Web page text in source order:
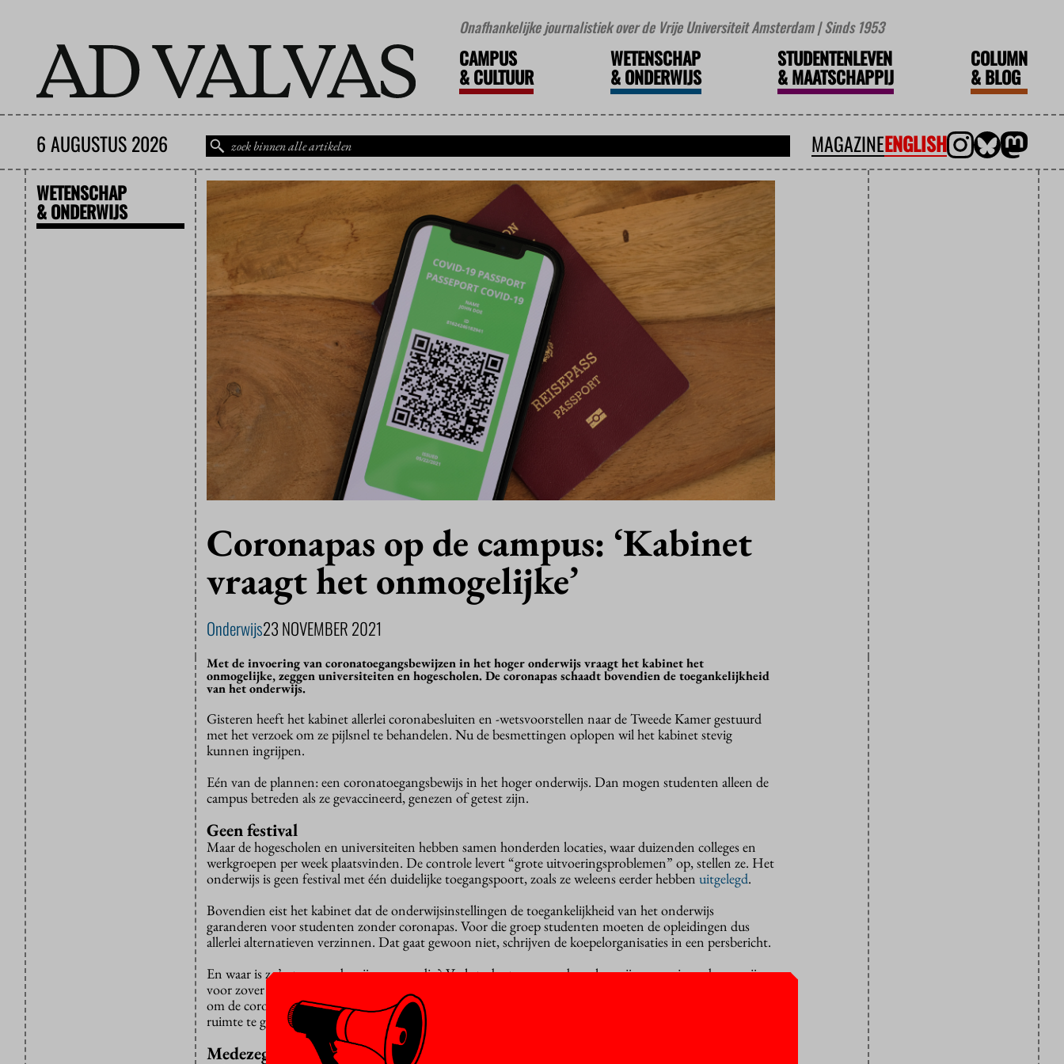
Onafhankelijke journalistiek over de Vrije Universiteit Amsterdam | Sinds 1953
CAMPUS
&CULTUUR
WETENSCHAP
&ONDERWIJS
STUDENTENLEVEN
&MAATSCHAPPIJ
COLUMN
&BLOG
6 AUGUSTUS 2026 MAGAZINEENGLISH
WETENSCHAP
& ONDERWIJS
Coronapas op de campus: ‘Kabinet
vraagt het onmogelijke’
Onderwijs23 NOVEMBER 2021
Met de invoering van coronatoegangsbewijzen in het hoger onderwijs vraagt het kabinet het
onmogelijke, zeggen universiteiten en hogescholen. De coronapas schaadt bovendien de toegankelijkheid
van het onderwijs.
Gisteren heeft het kabinet allerlei coronabesluiten en -wetsvoorstellen naar de Tweede Kamer gestuurd
met het verzoek om ze pijlsnel te behandelen. Nu de besmettingen oplopen wil het kabinet stevig
kunnen ingrijpen.
Eén van de plannen: een coronatoegangsbewijs in het hoger onderwijs. Dan mogen studenten alleen de
campus betreden als ze gevaccineerd, genezen of getest zijn.
Geen festival
Maar de hogescholen en universiteiten hebben samen honderden locaties, waar duizenden colleges en
werkgroepen per week plaatsvinden. De controle levert “grote uitvoeringsproblemen” op, stellen ze. Het
onderwijs is geen festival met één duidelijke toegangspoort, zoals ze weleens eerder hebben uitgelegd.
Bovendien eist het kabinet dat de onderwijsinstellingen de toegankelijkheid van het onderwijs
garanderen voor studenten zonder coronapas. Voor die groep studenten moeten de opleidingen dus
allerlei alternatieven verzinnen. Dat gaat gewoon niet, schrijven de koepelorganisaties in een persbericht.
En waar is zo’n toegangsbewijs voor nodig? Veel studenten en medewerkers zijn gevaccineerd en er zijn,
voor zover bekend, geen uitbraken in de sector. De instellingen vragen de Tweede Kamer “met klem”
om de coronatoegangsbewijzen “niet op deze wijze toe te passen in het hoger onderwijs en de sector de
ruimte te geven eerst te kijken naar alternatieven”.
Medezeggenschap